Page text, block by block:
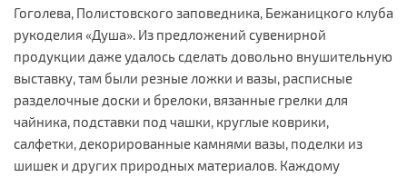
Гоголева, Полистовского заповедника, Бежаницкого клуба
рукоделия «Душа». Из предложений сувенирной
продукции даже удалось сделать довольно внушительную
выставку, там были резные ложки и вазы, расписные
разделочные доски и брелоки, вязанные грелки для
чайника, подставки под чашки, круглые коврики,
салфетки, декорированные камнями вазы, поделки из
шишек и других природных материалов. Каждому